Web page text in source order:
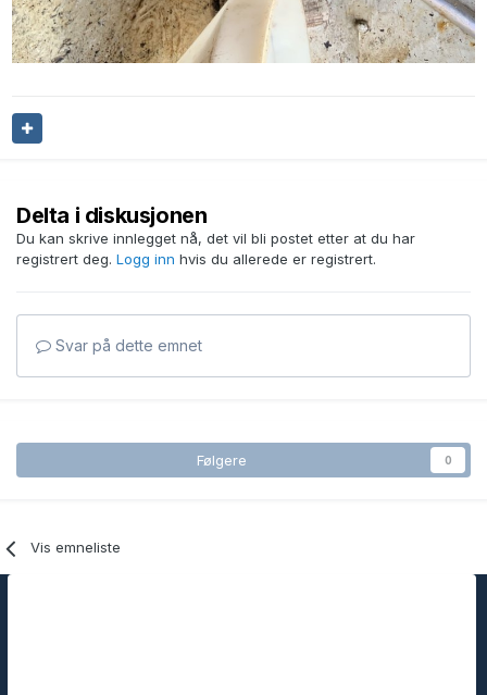
Delta i diskusjonen
Du kan skrive innlegget nå, det vil bli postet etter at du har
registrert deg. Logg inn hvis du allerede er registrert.
Svar på dette emnet
Følgere 0
Vis emneliste